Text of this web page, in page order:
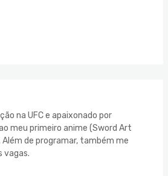
na UFC e apaixonado por
meu primeiro anime (Sword Art
Além de programar, também me
vagas.